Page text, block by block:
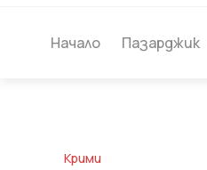
Начало Пазарджик
Крими